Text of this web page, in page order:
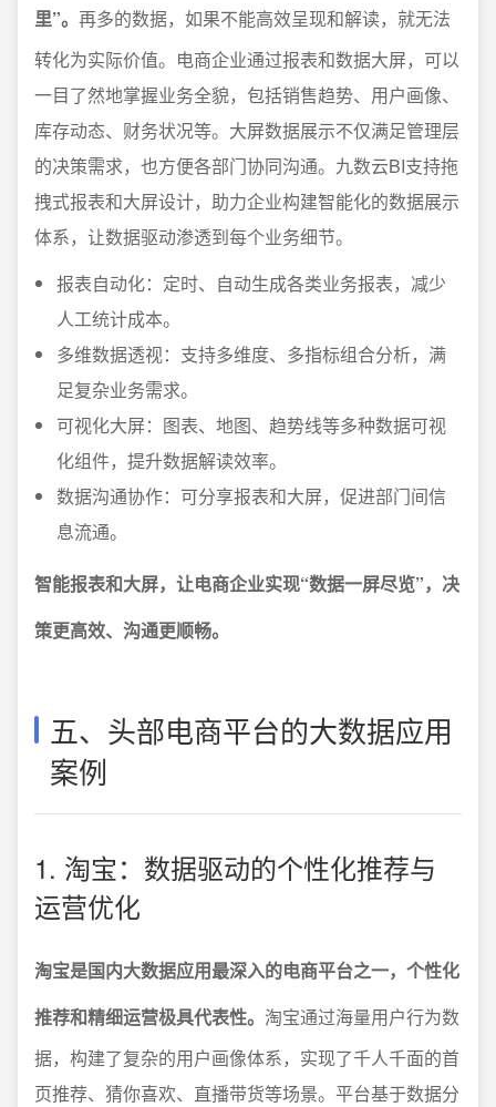
里”。 再多的数据，如果不能高效呈现和解读，就无法
转化为实际价值。电商企业通过报表和数据大屏，可以
一目了然地掌握业务全貌，包括销售趋势、用户画像、
库存动态、财务状况等。大屏数据展示不仅满足管理层
的决策需求，也方便各部门协同沟通。九数云BI支持拖
拽式报表和大屏设计，助力企业构建智能化的数据展示
体系，让数据驱动渗透到每个业务细节。
报表自动化：定时、自动生成各类业务报表，减少
人工统计成本。
多维数据透视：支持多维度、多指标组合分析，满
足复杂业务需求。
可视化大屏：图表、地图、趋势线等多种数据可视
化组件，提升数据解读效率。
数据沟通协作：可分享报表和大屏，促进部门间信
息流通。
智能报表和大屏，让电商企业实现“数据一屏尽览”，决
策更高效、沟通更顺畅。
五、头部电商平台的大数据应用
案例
1. 淘宝：数据驱动的个性化推荐与
运营优化
淘宝是国内大数据应用最深入的电商平台之一，个性化
推荐和精细运营极具代表性。 淘宝通过海量用户行为数
据，构建了复杂的用户画像体系，实现了千人千面的首
页推荐、猜你喜欢、直播带货等场景。平台基于数据分